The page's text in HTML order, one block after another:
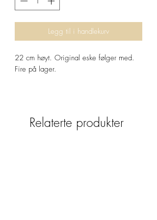
Legg til i handlekurv
22 cm høyt. Original eske følger med.
Fire på lager.
Relaterte produkter